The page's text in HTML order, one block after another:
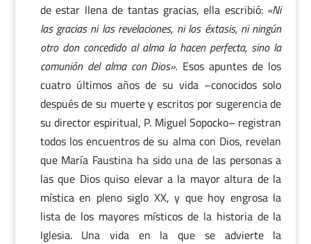
de estar llena de tantas gracias, ella escribió: «Ni
las gracias ni las revelaciones, ni los éxtasis, ni ningún
otro don concedido al alma la hacen perfecta, sino la
comunión del alma con Dios». Esos apuntes de los
cuatro últimos años de su vida –conocidos solo
después de su muerte y escritos por sugerencia de
su director espiritual, P. Miguel Sopocko– registran
todos los encuentros de su alma con Dios, revelan
que María Faustina ha sido una de las personas a
las que Dios quiso elevar a la mayor altura de la
mística en pleno siglo XX, y que hoy engrosa la
lista de los mayores místicos de la historia de la
Iglesia. Una vida en la que se advierte la